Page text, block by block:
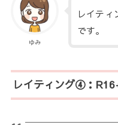
ゆみ
レイティ
です。
レイティング④：